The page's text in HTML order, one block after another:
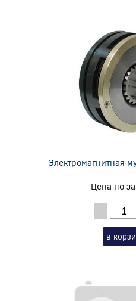
Электромагнитная
Цена по
-
в